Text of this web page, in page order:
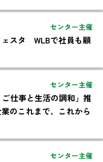
センター主催
ェスタ WLBで社員も顧
センター主催
仕事と生活の調和」推
のこれまで、これから
センター主催